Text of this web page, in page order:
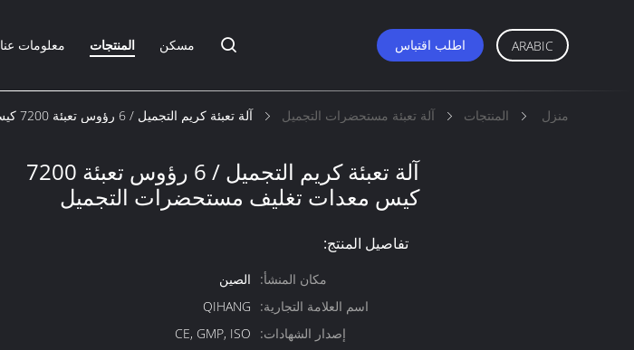
مسكن المنتجات معلومات عنا اطلب اقتباس ARABIC
منزل المنتجات آلة تعبئة مستحضرات التجميل آلة تعبئة كريم التجميل / 6 رؤوس تعبئة 7200 كيس معدات تغليف مستحضرات التجميل
آلة تعبئة كريم التجميل / 6 رؤوس تعبئة 7200
كيس معدات تغليف مستحضرات التجميل
تفاصيل المنتج:
مكان المنشأ:
الصين
اسم العلامة التجارية:
QIHANG
إصدار الشهادات:
CE, GMP, ISO